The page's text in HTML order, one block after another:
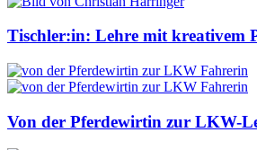
Tischler:in: Lehre mit kreativem
Von der Pferdewirtin zur LKW-